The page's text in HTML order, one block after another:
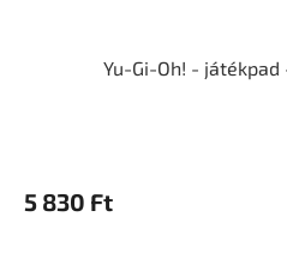
Yu-Gi-Oh! -
5 830 Ft